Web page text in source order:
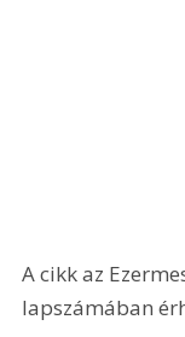
A cikk az
lapszámában